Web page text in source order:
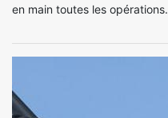
en main toutes les opérations.